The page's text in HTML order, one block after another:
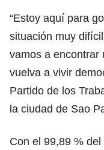
“Estoy aquí para
situación muy
vamos a encontrar
vuelva a vivir
Partido de los
la ciudad de Sao
Con el 99,89 %